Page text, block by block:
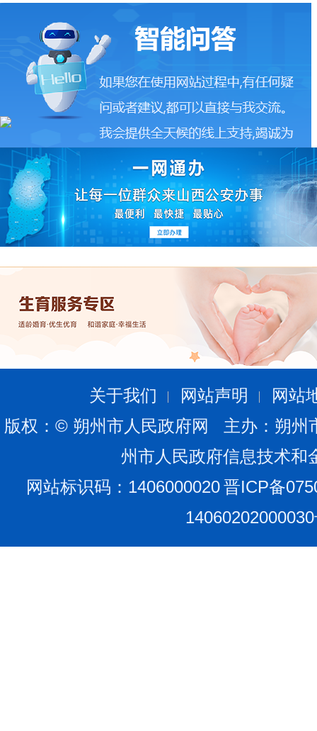
关于我们 网站声明
网站
版权：© 朔州市人民政府网 主办：朔
州市人民政府信息技术和
网站标识码：1406000020晋ICP备